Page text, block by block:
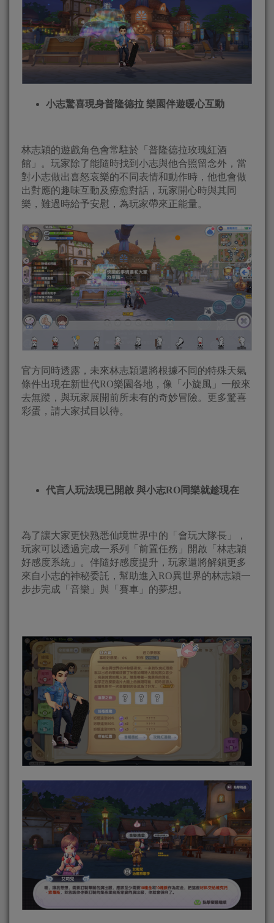
小志驚喜現身普隆德拉 樂園伴遊暖心互動
林志穎的遊戲角色會常駐於「普隆德拉玫瑰紅酒
館」。玩家除了能隨時找到小志與他合照留念外，當
對小志做出喜怒哀樂的不同表情和動作時，他也會做
出對應的趣味互動及療愈對話，玩家開心時與其同
樂，難過時給予安慰，為玩家帶來正能量。
官方同時透露，未來林志穎還將根據不同的特殊天氣
條件出現在新世代RO樂園各地，像「小旋風」一般來
去無蹤，與玩家展開前所未有的奇妙冒險。更多驚喜
彩蛋，請大家拭目以待。
代言人玩法現已開啟 與小志RO同樂就趁現在
為了讓大家更快熟悉仙境世界中的「會玩大隊長」，
玩家可以透過完成一系列「前置任務」開啟「林志穎
好感度系統」。伴隨好感度提升，玩家還將解鎖更多
來自小志的神秘委託，幫助進入RO異世界的林志穎一
步步完成「音樂」與「賽車」的夢想。